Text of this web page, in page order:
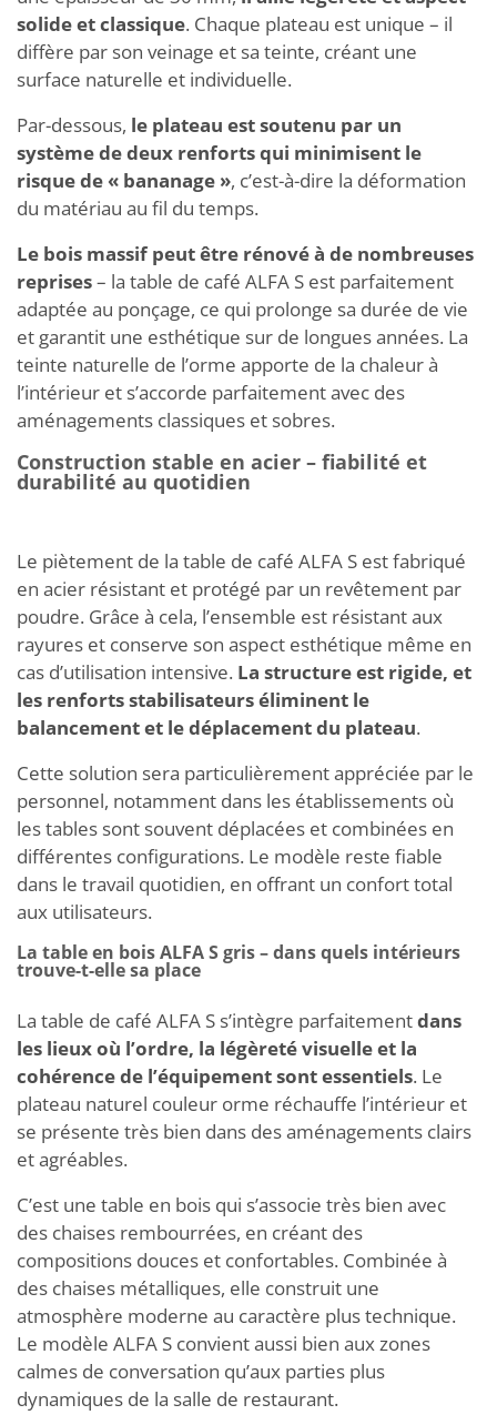
solide et classique. Chaque plateau est unique – il
diffère par son veinage et sa teinte, créant une
surface naturelle et individuelle.
Par-dessous, le plateau est soutenu par un
système de deux renforts qui minimisent le
risque de « bananage », c’est-à-dire la déformation
du matériau au fil du temps.
Le bois massif peut être rénové à de nombreuses
reprises– la table de café ALFA S est parfaitement
adaptée au ponçage, ce qui prolonge sa durée de vie
et garantit une esthétique sur de longues années. La
teinte naturelle de l’orme apporte de la chaleur à
l’intérieur et s’accorde parfaitement avec des
aménagements classiques et sobres.
Construction stable en acier – fiabilité et
durabilité au quotidien
Le piètement de la table de café ALFA S est fabriqué
en acier résistant et protégé par un revêtement par
poudre. Grâce à cela, l’ensemble est résistant aux
rayures et conserve son aspect esthétique même en
cas d’utilisation intensive. La structure est rigide, et
les renforts stabilisateurs éliminent le
balancement et le déplacement du plateau.
Cette solution sera particulièrement appréciée par le
personnel, notamment dans les établissements où
les tables sont souvent déplacées et combinées en
différentes configurations. Le modèle reste fiable
dans le travail quotidien, en offrant un confort total
aux utilisateurs.
La table en bois ALFA S gris – dans quels intérieurs
trouve-t-elle sa place
La table de café ALFA S s’intègre parfaitementdans
les lieux où l’ordre, la légèreté visuelle et la
cohérence de l’équipement sont essentiels. Le
plateau naturel couleur orme réchauffe l’intérieur et
se présente très bien dans des aménagements clairs
et agréables.
C’est une table en bois qui s’associe très bien avec
des chaises rembourrées, en créant des
compositions douces et confortables. Combinée à
des chaises métalliques, elle construit une
atmosphère moderne au caractère plus technique.
Le modèle ALFA S convient aussi bien aux zones
calmes de conversation qu’aux parties plus
dynamiques de la salle de restaurant.